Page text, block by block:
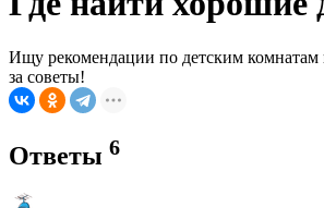
Ищу рекомендации по детским комнатам
за советы!
Ответы 6